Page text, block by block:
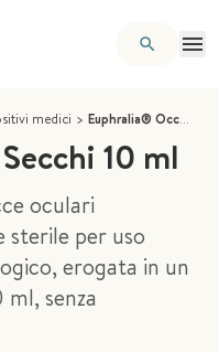
medici > Euphralia® Occhi Secchi 10 ml
10 ml
oculari
sterile per uso
erogata in un
senza